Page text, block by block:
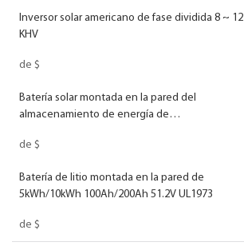
Inversor solar americano de fase dividida 8 ~ 12
KHV
de $
Batería solar montada en la pared del
almacenamiento de energía de
51.2V CB IEC62619 CE-EMC
de $
Batería de litio montada en la pared de
5kWh/10kWh 100Ah/200Ah 51.2V UL1973
de $